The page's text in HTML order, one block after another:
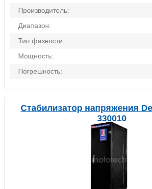
Производитель:
Диапазон:
Тип фазности:
Мощность:
Погрешность:
Стабилизатор напряжения
330010